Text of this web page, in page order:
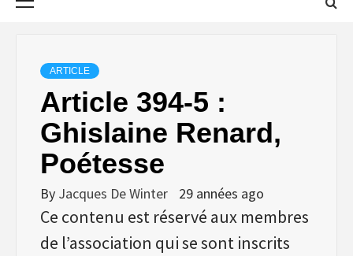
ARTICLE
Article 394-5 :
Ghislaine Renard,
Poétesse
By Jacques De Winter 29 années ago
Ce contenu est réservé aux membres
de l’association qui se sont inscrits